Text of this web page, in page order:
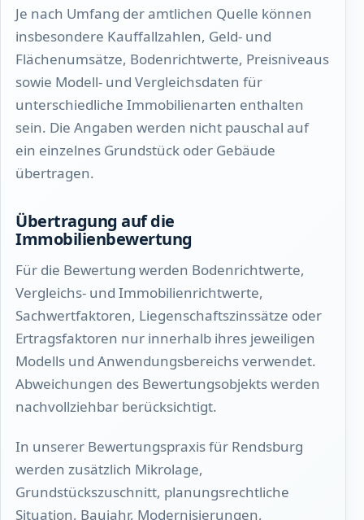
Je nach Umfang der amtlichen Quelle können
insbesondere Kauffallzahlen, Geld- und
Flächenumsätze, Bodenrichtwerte, Preisniveaus
sowie Modell- und Vergleichsdaten für
unterschiedliche Immobilienarten enthalten
sein. Die Angaben werden nicht pauschal auf
ein einzelnes Grundstück oder Gebäude
übertragen.
Übertragung auf die
Immobilienbewertung
Für die Bewertung werden Bodenrichtwerte,
Vergleichs- und Immobilienrichtwerte,
Sachwertfaktoren, Liegenschaftszinssätze oder
Ertragsfaktoren nur innerhalb ihres jeweiligen
Modells und Anwendungsbereichs verwendet.
Abweichungen des Bewertungsobjekts werden
nachvollziehbar berücksichtigt.
In unserer Bewertungspraxis für Rendsburg
werden zusätzlich Mikrolage,
Grundstückszuschnitt, planungsrechtliche
Situation, Baujahr, Modernisierungen,